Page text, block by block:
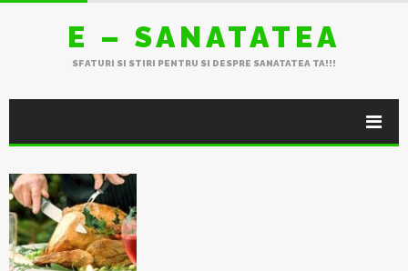
E – SANATATEA
SFATURI SI STIRI PENTRU SI DESPRE SANATATEA TA!!!